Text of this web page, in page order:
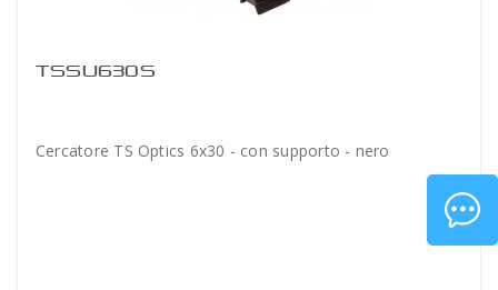
TSSU630S
Cercatore TS Optics 6x30 - con supporto - nero